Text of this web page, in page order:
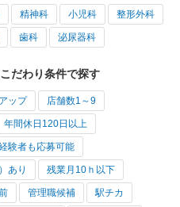
精神科 小児科 整形外科
歯科 泌尿器科
だわり条件で探す
ップ 店舗数1～9
年間休日120日以上
験者も応募可能
あり 残業月10ｈ以下
管理職候補 駅チカ